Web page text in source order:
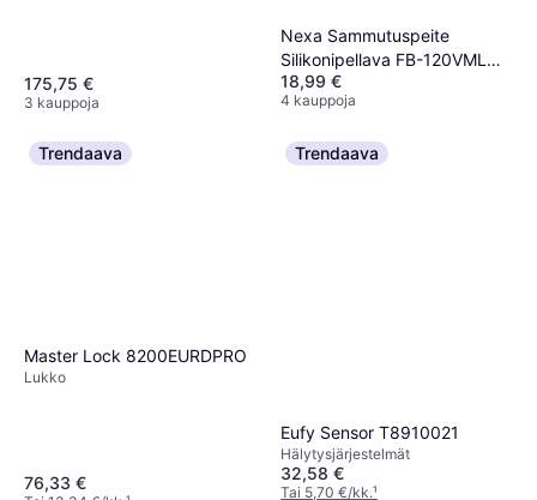
175,75 €
3 kauppoja
Nexa Sammutuspeite
Silikonipellava FB-120VML
120 x 120 cm
18,99 €
4 kauppoja
Trendaava
Master Lock 8200EURDPRO
Lukko
76,33 €
Trendaava
Eufy Sensor T8910021
Hälytysjärjestelmät
32,58 €
Tai 5,70 €/kk.¹